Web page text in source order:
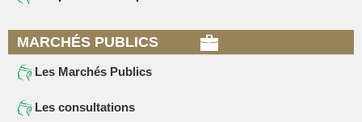
MARCHÉS PUBLICS
Les Marchés Publics
Les consultations